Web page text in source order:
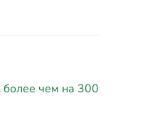
чем на 300